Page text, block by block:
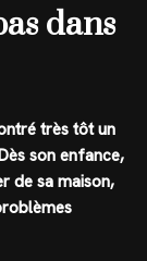
dans
très tôt un
son enfance,
de sa maison,